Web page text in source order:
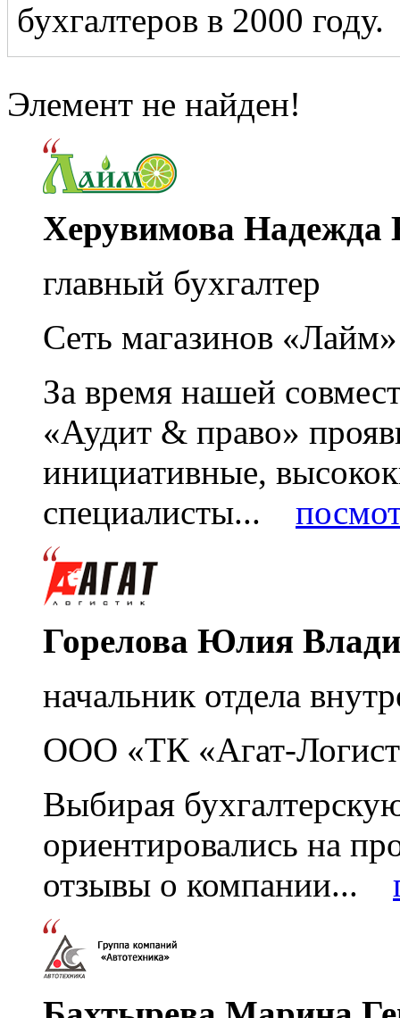
бухгалтеров в 2000 году.
Элемент не найден!
Херувимова Надежда
главный бухгалтер
Сеть магазинов «Лайм»
За время нашей
«Аудит & право»
инициативные,
специалисты...
Горелова Юлия
начальник отдела
ООО «ТК «Агат-
Выбирая
ориентировались на
отзывы о компании...